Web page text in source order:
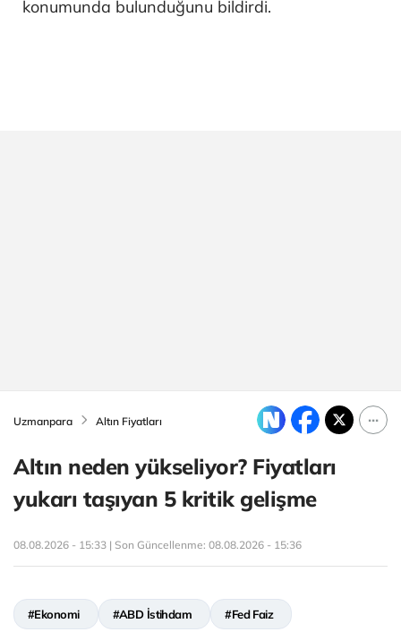
konumunda bulunduğunu bildirdi.
Uzmanpara Altın Fiyatları
Altın neden yükseliyor? Fiyatları
yukarı taşıyan 5 kritik gelişme
08.08.2026 - 15:33 | Son Güncellenme: 08.08.2026 - 15:36
#Ekonomi #ABD İstihdam #Fed Faiz